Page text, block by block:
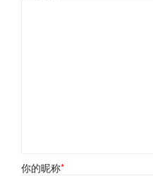
你的昵称*